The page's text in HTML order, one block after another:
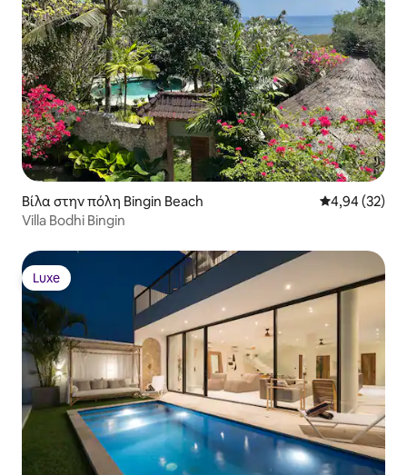
Βίλα στην πόλη Bingin Beach Μέση
4,94 (32)
Villa Bodhi Bingin
Luxe
Luxe